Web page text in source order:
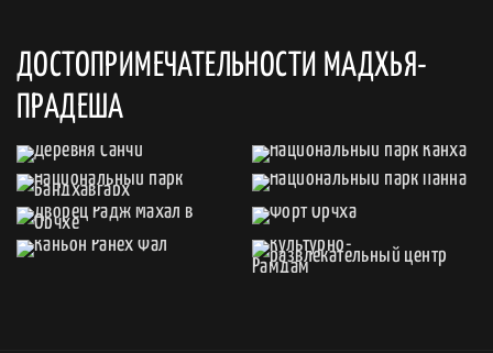
ДОСТОПРИМЕЧАТЕЛЬНОСТИ МАДХЬЯ-
ПРАДЕША